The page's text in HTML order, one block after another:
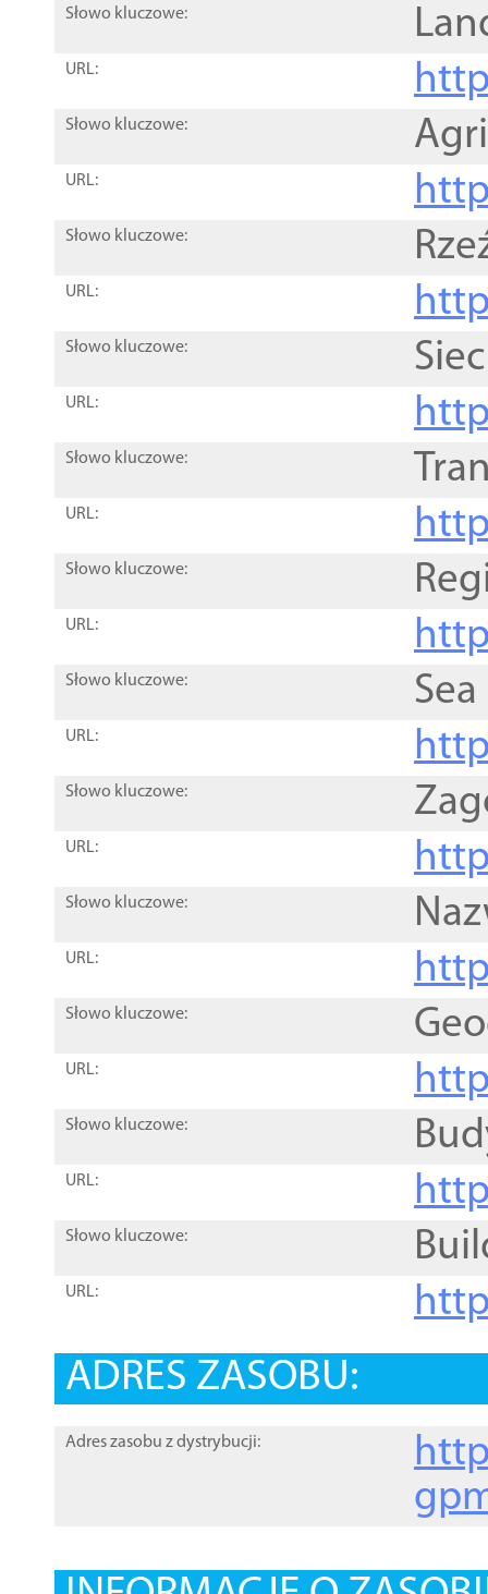
Słowo kluczowe:
URL:
Słowo kluczowe:
URL:
Słowo kluczowe:
URL:
Słowo kluczowe:
URL:
Słowo kluczowe:
URL:
Słowo kluczowe:
URL:
Słowo kluczowe:
URL:
Słowo kluczowe:
URL:
Słowo kluczowe:
URL:
Słowo kluczowe:
URL:
Słowo kluczowe:
URL:
Słowo kluczowe:
URL:
ADRES ZASOBU:
Adres zasobu z dystrybucji: